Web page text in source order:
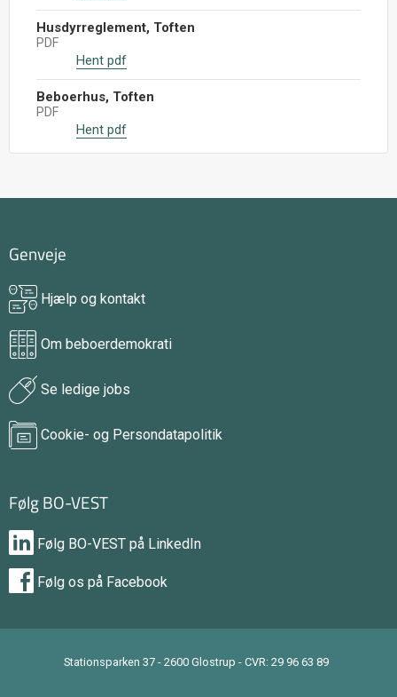
Husdyrreglement, Toften
PDF
Hent pdf
Beboerhus, Toften
PDF
Hent pdf
Genveje
Hjælp og kontakt
Om beboerdemokrati
Se ledige jobs
Cookie- og Persondatapolitik
Følg BO-VEST
Følg BO-VEST på LinkedIn
Følg os på Facebook
Stationsparken 37 - 2600 Glostrup - CVR: 29 96 63 89